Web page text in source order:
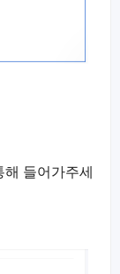
들어가주세